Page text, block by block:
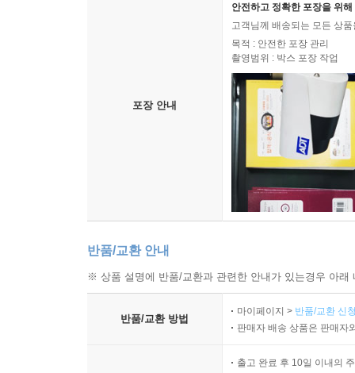
포장 안내
안전하고 정확한 포장을 위
고객님께 배송되는 모든 상
목적 : 안전한 포장 관리
촬영범위 : 박스 포장 작업
반품/교환 안내
※ 상품 설명에 반품/교환과 관련한 안내가 있는경우 아
반품/교환 방법
마이페이지 > 반품/교환 신
판매자 배송 상품은 판매자
출고 완료 후 10일 이내의